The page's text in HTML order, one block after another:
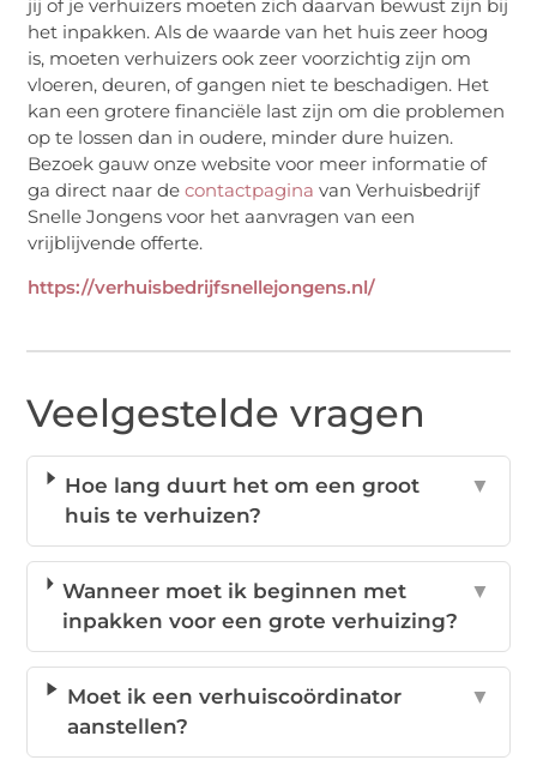
jij of je verhuizers moeten zich daarvan bewust zijn bij
het inpakken. Als de waarde van het huis zeer hoog
is, moeten verhuizers ook zeer voorzichtig zijn om
vloeren, deuren, of gangen niet te beschadigen. Het
kan een grotere financiële last zijn om die problemen
op te lossen dan in oudere, minder dure huizen.
Bezoek gauw onze website voor meer informatie of
ga direct naar decontactpagina van Verhuisbedrijf
Snelle Jongens voor het aanvragen van een
vrijblijvende offerte.
https://verhuisbedrijfsnellejongens.nl/
Veelgestelde vragen
Hoe lang duurt het om een groot
huis te verhuizen?
▼
Wanneer moet ik beginnen met
inpakken voor een grote verhuizing?
▼
Moet ik een verhuiscoördinator
aanstellen?
▼